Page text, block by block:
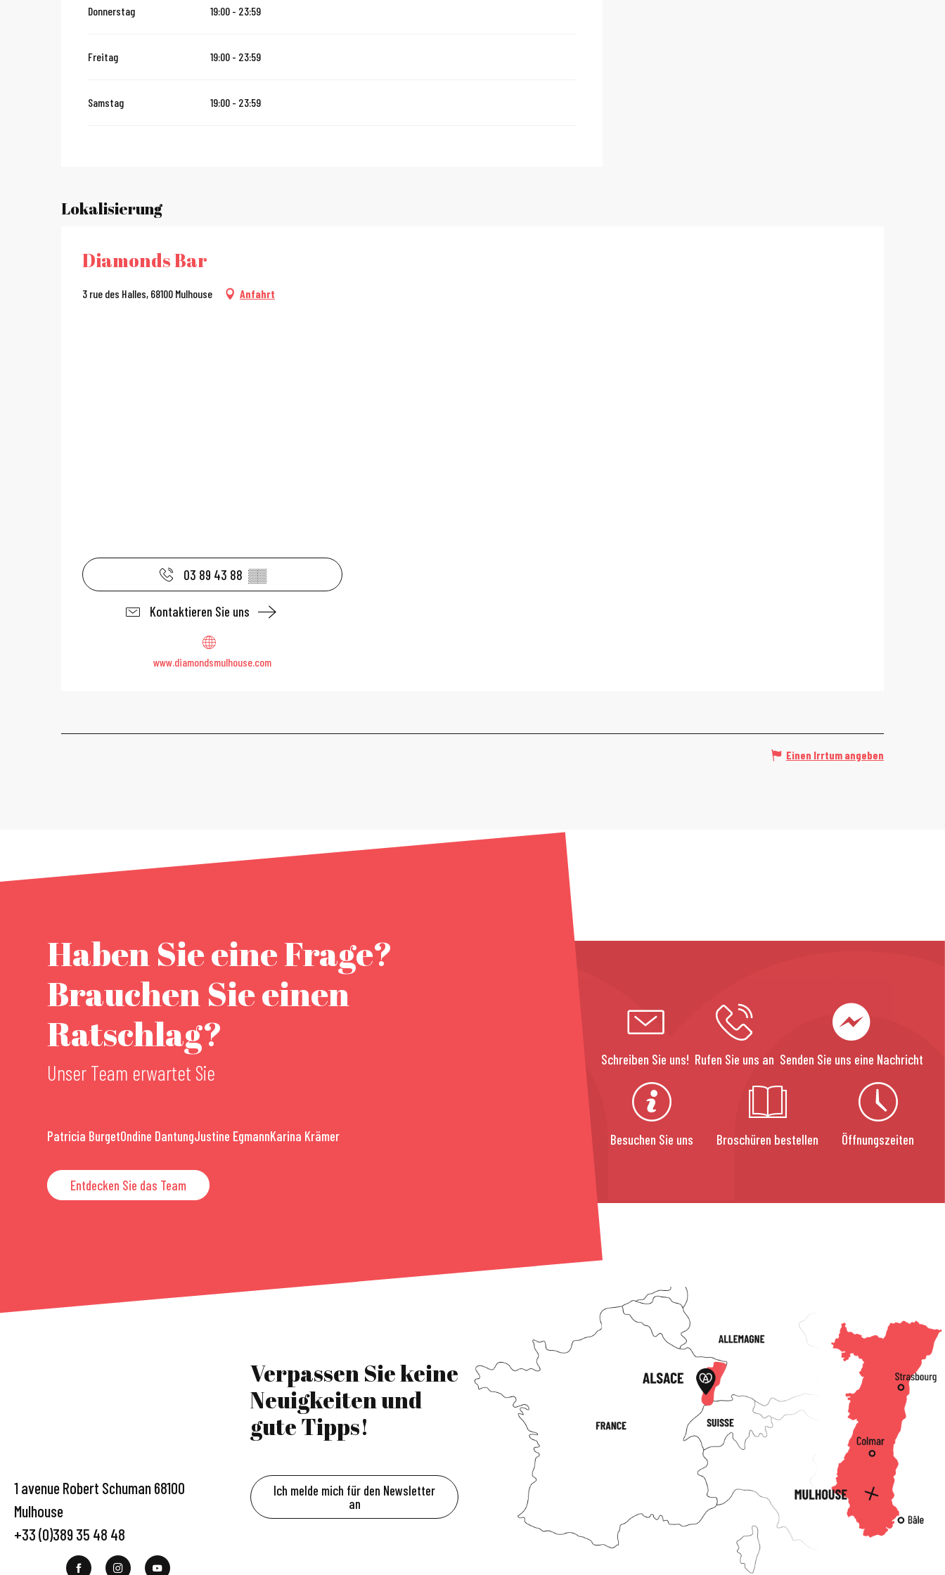
Donnerstag 19:00 - 23:59
Freitag 19:00 - 23:59
Samstag 19:00 - 23:59
Lokalisierung
Diamonds Bar
3 rue des Halles, 68100 Mulhouse Anfahrt
03 89 43 88 ▒▒
Kontaktieren Sie uns
www.diamondsmulhouse.com
Einen Irrtum angeben
Haben Sie eine Frage?
Brauchen Sie einen
Ratschlag?
Unser Team erwartet Sie
Patricia BurgetOndine DantungJustine EgmannKarina Krämer
Entdecken Sie das Team
Schreiben Sie uns! Rufen Sie uns an Senden Sie uns eine Nachricht
Besuchen Sie uns Broschüren bestellen Öffnungszeiten
1 avenue Robert Schuman 68100
Mulhouse
+33 (0)389 35 48 48
Verpassen Sie keine
Neuigkeiten und
gute Tipps!
Ich melde mich für den Newsletter
an